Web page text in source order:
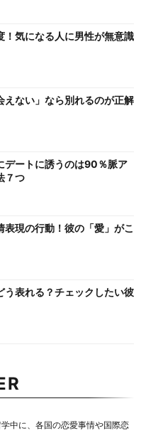
！気になる人に男性が無意識
えない」なら別れるのが正解
デートに誘うのは90％脈ア
７つ
表現の行動！彼の「愛」がこ
う表れる？チェックしたい彼
中に、各国の恋愛事情や国際恋